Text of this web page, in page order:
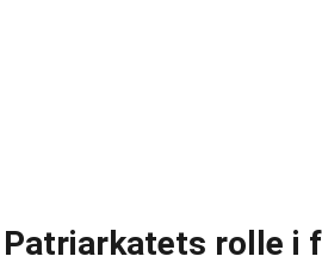
Patriarkatets rolle i